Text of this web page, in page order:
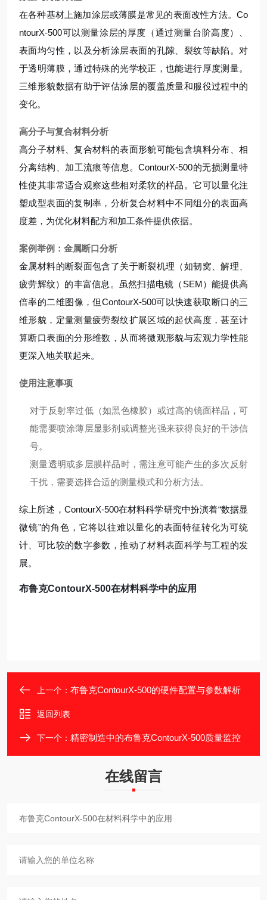
在各种基材上施加涂层或薄膜是常见的表面改性方法。Co
ntourX-500可以测量涂层的厚度（通过测量台阶高度）、
表面均匀性，以及分析涂层表面的孔隙、裂纹等缺陷。对
于透明薄膜，通过特殊的光学校正，也能进行厚度测量。
三维形貌数据有助于评估涂层的覆盖质量和服役过程中的
变化。
高分子与复合材料分析
高分子材料、复合材料的表面形貌可能包含填料分布、相
分离结构、加工流痕等信息。ContourX-500的无损测量特
性使其非常适合观察这些相对柔软的样品。它可以量化注
塑成型表面的复制率，分析复合材料中不同组分的表面高
度差，为优化材料配方和加工条件提供依据。
案例举例：金属断口分析
金属材料的断裂面包含了关于断裂机理（如韧窝、解理、
疲劳辉纹）的丰富信息。虽然扫描电镜（SEM）能提供高
倍率的二维图像，但ContourX-500可以快速获取断口的三
维形貌，定量测量疲劳裂纹扩展区域的起伏高度，甚至计
算断口表面的分形维数，从而将微观形貌与宏观力学性能
更深入地关联起来。
使用注意事项
对于反射率过低（如黑色橡胶）或过高的镜面样品，可
能需要喷涂薄层显影剂或调整光强来获得良好的干涉信
号。
测量透明或多层膜样品时，需注意可能产生的多次反射
干扰，需要选择合适的测量模式和分析方法。
综上所述，ContourX-500在材料科学研究中扮演着“数据显
微镜"的角色，它将以往难以量化的表面特征转化为可统
计、可比较的数字参数，推动了材料表面科学与工程的发
展。
布鲁克ContourX-500在材料科学中的应用
上一个： 布鲁克ContourX-500的硬件配置与参数解析
返回列表
下一个： 精密制造中的布鲁克ContourX-500质量监控
在线留言